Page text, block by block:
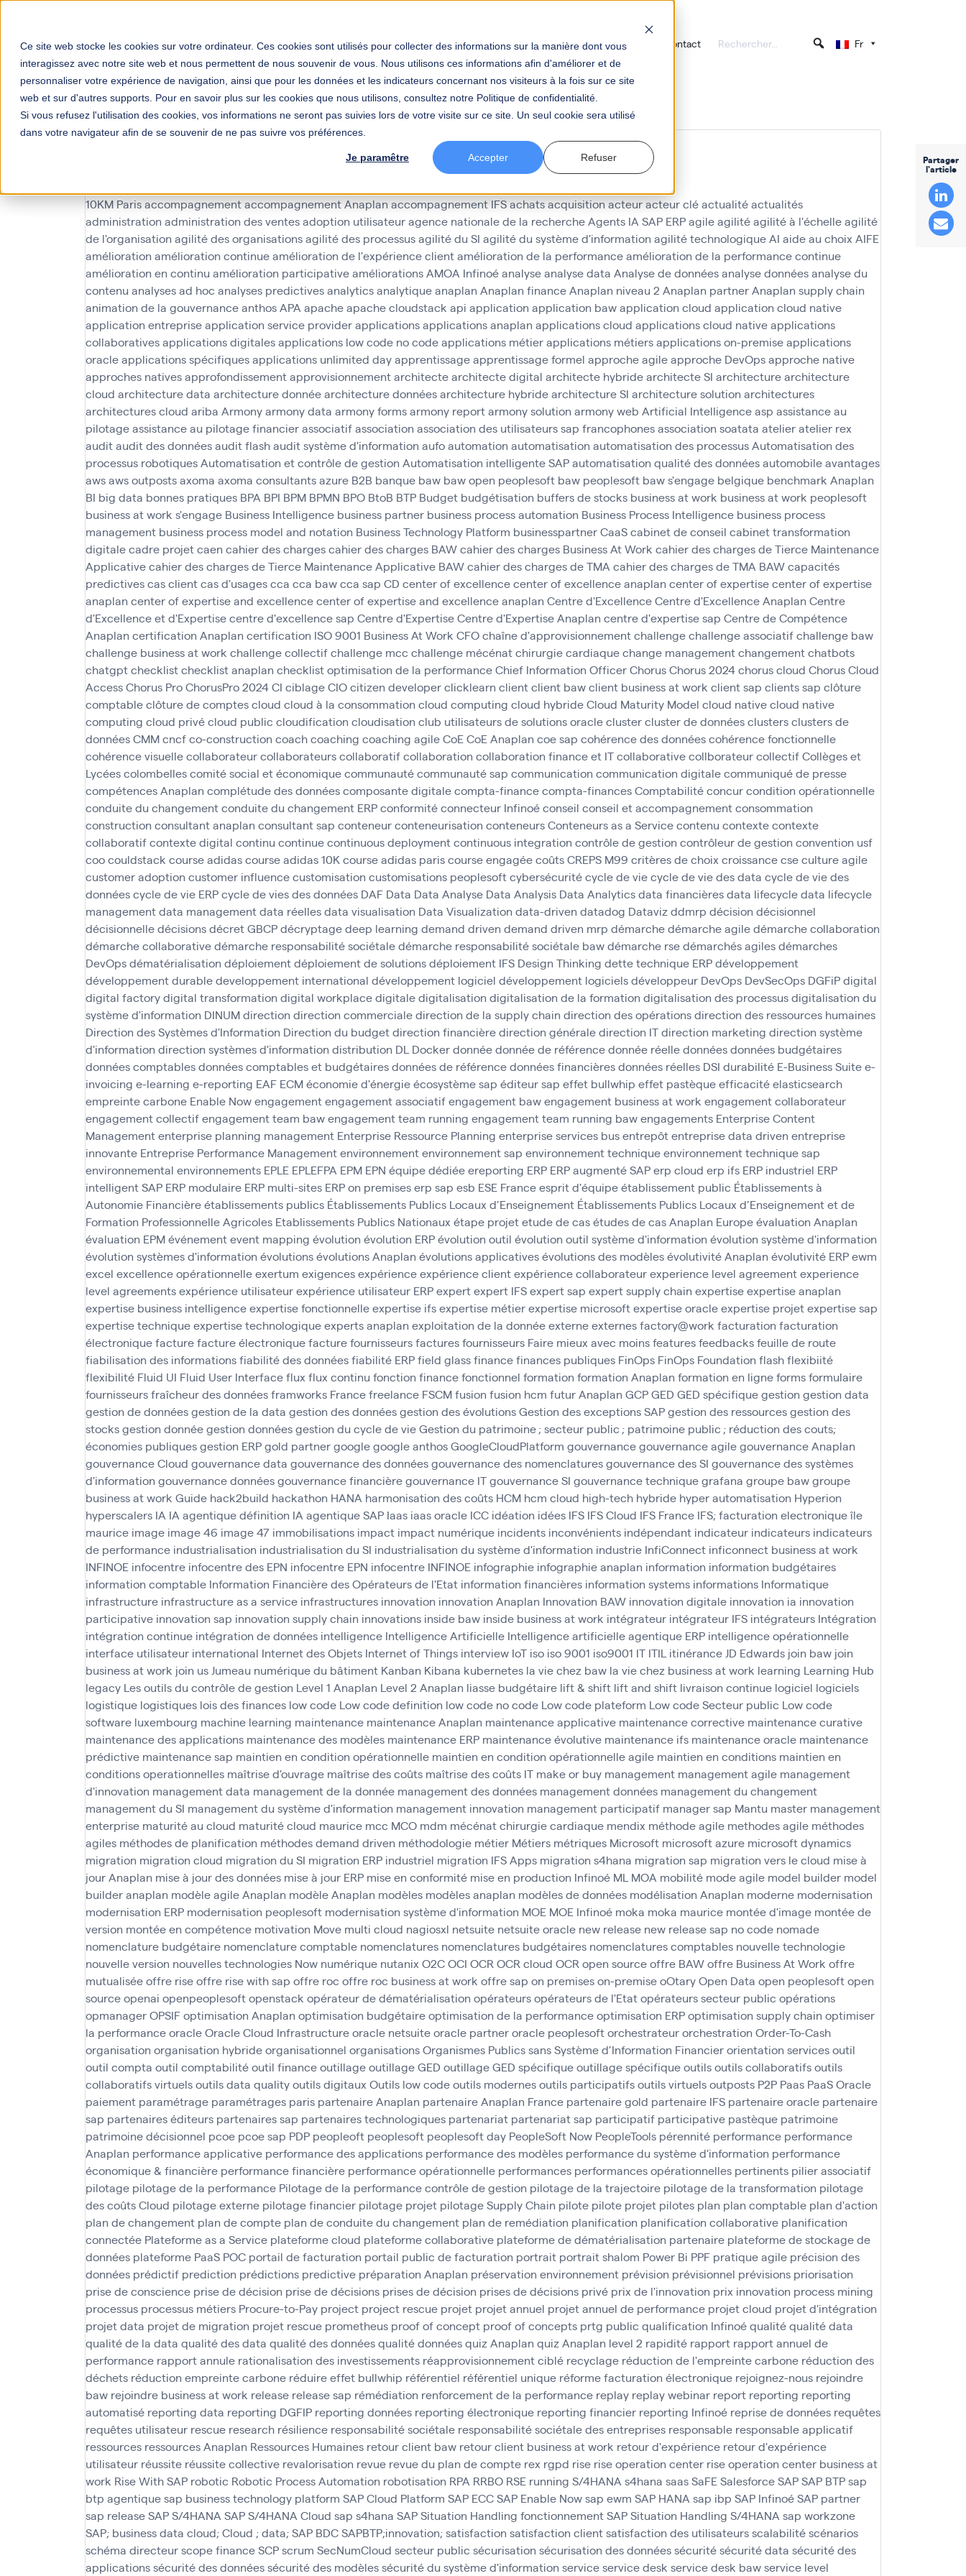
Ce site web stocke les cookies sur votre ordinateur. Ces cookies sont utilisés pour collecter des informations sur la manière dont vous
interagissez avec notre site web et nous permettent de nous souvenir de vous. Nous utilisons ces informations afin d'améliorer et de
personnaliser votre expérience de navigation, ainsi que pour les données et les indicateurs concernant nos visiteurs à la fois sur ce site
web et sur d'autres supports. Pour en savoir plus sur les cookies que nous utilisons, consultez notre Politique de confidentialité.
Si vous refusez l'utilisation des cookies, vos informations ne seront pas suivies lors de votre visite sur ce site. Un seul cookie sera utilisé
dans votre navigateur afin de se souvenir de ne pas suivre vos préférences.
Je paramêtre Accepter Refuser
Solutions Votre métier Votre secteur BAW Votre carrière Actualités Contact Fr
participatif
10KM Parisaccompagnementaccompagnement Anaplan accompagnement IFSachatsacquisition acteuracteur cléactualitéactualités
administration administration des ventesadoption utilisateuragence nationale de la rechercheAgents IA SAP ERPagileagilitéagilité à l'échelleagilité
de l'organisation agilité des organisationsagilité des processusagilité du SI agilité du système d'information agilité technologiqueAI aide au choix AIFE
amélioration amélioration continueamélioration de l'expérience clientamélioration de la performanceamélioration de la performance continue
amélioration en continu amélioration participativeaméliorationsAMOA Infinoéanalyseanalyse data Analyse de donnéesanalyse donnéesanalyse du
contenu analyses ad hoc analyses predictivesanalyticsanalytiqueanaplan Anaplan financeAnaplan niveau 2 Anaplan partnerAnaplan supply chain
animation de la gouvernanceanthosAPA apacheapache cloudstack api application application bawapplication cloud application cloud native
application entrepriseapplication service providerapplicationsapplications anaplan applications cloud applications cloud nativeapplications
collaborativesapplications digitalesapplications low code no codeapplications métierapplications métiersapplications on-premiseapplications
oracleapplications spécifiquesapplications unlimited dayapprentissageapprentissage formel approche agileapproche DevOpsapproche native
approches nativesapprofondissementapprovisionnementarchitectearchitecte digital architecte hybridearchitecte SI architecturearchitecture
cloud architecture data architecture donnéearchitecture donnéesarchitecture hybridearchitecture SI architecture solution architectures
architectures cloud ariba Armonyarmony data armony formsarmony reportarmony solution armony web Artificial Intelligenceasp assistance au
pilotageassistance au pilotage financierassociatifassociation association des utilisateurs sap francophonesassociation soatata atelieratelier rex
auditaudit des donnéesaudit flashaudit système d'information aufoautomation automatisation automatisation des processusAutomatisation des
processus robotiquesAutomatisation et contrôle de gestion Automatisation intelligente SAPautomatisation qualité des donnéesautomobileavantages
awsaws outpostsaxoma axoma consultantsazure B2B banque baw baw open peoplesoft baw peoplesoft baw s'engage belgique benchmark Anaplan
BI big data bonnes pratiques BPA BPI BPM BPMN BPO BtoB BTP Budget budgétisation buffers de stocks business at work business at work peoplesoft
business at work s'engage Business Intelligence business partner business process automation Business Process Intelligence business process
management business process model and notation Business Technology Platform businesspartnerCaaScabinet de conseil cabinet transformation
digitalecadre projetcaen cahier des chargescahier des charges BAWcahier des charges Business At Work cahier des charges de Tierce Maintenance
Applicativecahier des charges de Tierce Maintenance Applicative BAWcahier des charges de TMA cahier des charges de TMA BAWcapacités
predictivescas clientcas d'usagescca cca bawcca sap CD center of excellencecenter of excellence anaplan center of expertisecenter of expertise
anaplan center of expertise and excellencecenter of expertise and excellence anaplan Centre d'ExcellenceCentre d'Excellence Anaplan Centre
d'Excellence et d'Expertisecentre d'excellence sap Centre d'ExpertiseCentre d'Expertise Anaplan centre d'expertise sap Centre de Compétence
Anaplan certification Anaplan certification ISO 9001 Business At Work CFOchaîne d'approvisionnementchallengechallenge associatifchallenge baw
challenge business at work challenge collectifchallenge mcc challenge mécénat chirurgie cardiaquechange managementchangementchatbots
chatgptchecklistchecklist anaplan checklist optimisation de la performanceChief Information OfficerChorusChorus 2024chorus cloud Chorus Cloud
AccessChorus ProChorusPro 2024CI ciblageCIOcitizen developerclicklearn clientclient bawclient business at work client sap clients sap clôture
comptableclôture de comptescloud cloud à la consommation cloud computing cloud hybrideCloud Maturity Model cloud nativecloud native
computing cloud privécloud public cloudification cloudisation club utilisateurs de solutions oracleclustercluster de donnéesclustersclusters de
donnéesCMMcncfco-construction coachcoaching coaching agileCoECoE Anaplan coe sap cohérence des donnéescohérence fonctionnelle
cohérence visuellecollaborateurcollaborateurscollaboratifcollaboration collaboration finance et ITcollaborativecollborateurcollectifCollèges et
Lycéescolombellescomité social et économiquecommunautécommunauté sap communication communication digitalecommuniqué de presse
compétences Anaplan complétude des donnéescomposante digitalecompta-financecompta-financesComptabilitéconcurcondition opérationnelle
conduite du changementconduite du changement ERPconformitéconnecteur Infinoéconseil conseil et accompagnementconsommation
construction consultant anaplan consultant sap conteneurconteneurisation conteneursConteneurs as a Servicecontenu contextecontexte
collaboratifcontexte digital continu continuecontinuous deploymentcontinuous integration contrôle de gestion contrôleur de gestion convention usf
coocouldstack course adidascourse adidas 10K course adidas pariscourse engagéecoûtsCREPS M99 critères de choix croissancecseculture agile
customer adoption customer influencecustomisation customisations peoplesoftcybersécuritécycle de viecycle de vie des data cycle de vie des
donnéescycle de vie ERPcycle de vies des données DAF Data Data Analyse Data Analysis Data Analyticsdata financièresdata lifecycledata lifecycle
managementdata managementdata réellesdata visualisation Data Visualization data-driven datadog Datavizddmrp décision décisionnel
décisionnelledécisionsdécret GBCPdécryptagedeep learning demand driven demand driven mrp démarchedémarche agiledémarche collaboration
démarche collaborativedémarche responsabilité sociétaledémarche responsabilité sociétale bawdémarche rsedémarchés agilesdémarches
DevOpsdématérialisation déploiementdéploiement de solutionsdéploiement IFS Design Thinking dette technique ERPdéveloppement
développement durabledeveloppement international développement logiciel développement logicielsdéveloppeur DevOps DevSecOps DGFiPdigital
digital factorydigital transformation digital workplacedigitaledigitalisation digitalisation de la formation digitalisation des processusdigitalisation du
système d'information DINUMdirection direction commercialedirection de la supply chain direction des opérationsdirection des ressources humaines
Direction des Systèmes d'Information Direction du budgetdirection financièredirection généraledirection ITdirection marketing direction système
d'information direction systèmes d'information distribution DL Dockerdonnéedonnée de référencedonnée réelledonnéesdonnées budgétaires
données comptablesdonnées comptables et budgétairesdonnées de référencedonnées financièresdonnées réelles DSI durabilité E-Business Suitee-
invoicing e-learning e-reporting EAF ECMéconomie d'énergieécosystème sap éditeur sap effet bullwhip effet pastèqueefficacitéelasticsearch
empreinte carbone Enable Nowengagementengagement associatifengagement bawengagement business at work engagement collaborateur
engagement collectifengagement team bawengagement team running engagement team running bawengagements Enterprise Content
Managemententerprise planning management Enterprise Ressource Planning enterprise services busentrepôtentreprise data driven entreprise
innovante Entreprise Performance Managementenvironnementenvironnement sap environnement techniqueenvironnement technique sap
environnemental environnements EPLE EPLEFPA EPM EPN équipe dédiéeereporting ERP ERP augmenté SAPerp cloud erp ifs ERP industriel ERP
intelligent SAP ERP modulaire ERP multi-sites ERP on premiseserp sap esb ESE Franceesprit d'équipeétablissement public Établissements à
Autonomie Financièreétablissements publics Établissements Publics Locaux d’Enseignement Établissements Publics Locaux d’Enseignement et de
Formation Professionnelle Agricoles Etablissements Publics Nationaux étape projetetude de casétudes de cas Anaplan Europeévaluation Anaplan
évaluation EPMévénementevent mapping évolution évolution ERPévolution outil évolution outil système d'information évolution système d'information
évolution systèmes d'information évolutionsévolutions Anaplan évolutions applicativesévolutions des modèlesévolutivité Anaplan évolutivité ERPewm
excel excellence opérationnelleexertum exigencesexpérienceexpérience clientexpérience collaborateurexperience level agreementexperience
level agreementsexpérience utilisateurexpérience utilisateur ERPexpertexpert IFSexpert sap expert supply chain expertiseexpertise anaplan
expertise business intelligenceexpertise fonctionnelleexpertise ifsexpertise métierexpertise microsoftexpertise oracleexpertise projetexpertise sap
expertise techniqueexpertise technologiqueexperts anaplan exploitation de la donnéeexterneexternesfactory@work facturation facturation
électroniquefacturefacture électroniquefacture fournisseursfactures fournisseurs Faire mieux avec moinsfeaturesfeedbacksfeuille de route
fiabilisation des informationsfiabilité des donnéesfiabilité ERPfield glassfinancefinances publiques FinOps FinOps Foundation flashflexibiité
flexibilité Fluid UI Fluid User Interfaceflux flux continu fonction financefonctionnel formation formation Anaplan formation en ligneformsformulaire
fournisseursfraîcheur des donnéesframworks Francefreelance FSCMfusion fusion hcm futur Anaplan GCPGED GED spécifiquegestion gestion data
gestion de donnéesgestion de la data gestion des donnéesgestion des évolutionsGestion des exceptions SAPgestion des ressourcesgestion des
stocksgestion donnéegestion donnéesgestion du cycle de vieGestion du patrimoine ; secteur public ; patrimoine public ; réduction des couts;
économies publiquesgestion ERPgold partnergooglegoogle anthosGoogleCloudPlatform gouvernancegouvernance agilegouvernance Anaplan
gouvernance Cloud gouvernance data gouvernance des donnéesgouvernance des nomenclaturesgouvernance des SI gouvernance des systèmes
d'information gouvernance donnéesgouvernance financièregouvernance ITgouvernance SI gouvernance techniquegrafana groupe bawgroupe
business at work Guide hack2build hackathon HANA harmonisation des coûts HCM hcm cloud high-tech hybride hyper automatisation Hyperion
hyperscalers IA IA agentique définition IA agentique SAP Iaas iaas oracle ICC idéation idées IFS IFS Cloud IFS France IFS; facturation electroniqueîle
maurice image image 46 image 47 immobilisations impact impact numérique incidents inconvénients indépendant indicateur indicateurs indicateurs
de performance industrialisation industrialisation du SI industrialisation du système d'information industrie InfiConnect inficonnect business at work
INFINOE infocentre infocentre des EPN infocentre EPN infocentre INFINOE infographie infographie anaplan information information budgétaires
information comptable Information Financière des Opérateurs de l'Etat information financières information systems informations Informatique
infrastructure infrastructure as a service infrastructures innovation innovation Anaplan Innovation BAW innovation digitale innovation ia innovation
participative innovation sap innovation supply chain innovations inside baw inside business at work intégrateur intégrateur IFS intégrateurs Intégration
intégration continue intégration de données intelligence Intelligence Artificielle Intelligence artificielle agentique ERP intelligence opérationnelle
interface utilisateur international Internet des Objets Internet of Things interview IoT iso iso 9001 iso9001 IT ITIL itinérance JD Edwards join baw join
business at work join us Jumeau numérique du bâtiment Kanban Kibana kubernetes la vie chez baw la vie chez business at work learning Learning Hub
legacy Les outils du contrôle de gestion Level 1 Anaplan Level 2 Anaplan liasse budgétaire lift & shift lift and shift livraison continue logiciel logiciels
logistique logistiques lois des finances low code Low code definition low code no code Low code plateform Low code Secteur public Low code
software luxembourg machine learning maintenance maintenance Anaplan maintenance applicative maintenance corrective maintenance curative
maintenance des applications maintenance des modèles maintenance ERP maintenance évolutive maintenance ifs maintenance oracle maintenance
prédictive maintenance sap maintien en condition opérationnelle maintien en condition opérationnelle agile maintien en conditions maintien en
conditions operationnelles maîtrise d'ouvrage maîtrise des coûts maîtrise des coûts IT make or buy management management agile management
d'innovation management data management de la donnée management des données management données management du changement
management du SI management du système d'information management innovation management participatif manager sap Mantu master management
enterprise maturité au cloud maturité cloud maurice mcc MCO mdm mécénat chirurgie cardiaque mendix méthode agile methodes agile méthodes
agiles méthodes de planification méthodes demand driven méthodologie métier Métiers métriques Microsoft microsoft azure microsoft dynamics
migration migration cloud migration du SI migration ERP industriel migration IFS Apps migration s4hana migration sap migration vers le cloud mise à
jour Anaplan mise à jour des données mise à jour ERP mise en conformité mise en production Infinoé ML MOA mobilité mode agile model builder model
builder anaplan modèle agile Anaplan modèle Anaplan modèles modèles anaplan modèles de données modélisation Anaplan moderne modernisation
modernisation ERP modernisation peoplesoft modernisation système d'information MOE MOE Infinoé moka moka maurice montée d'image montée de
version montée en compétence motivation Move multi cloud nagiosxl netsuite netsuite oracle new release new release sap no code nomade
nomenclature budgétaire nomenclature comptable nomenclatures nomenclatures budgétaires nomenclatures comptables nouvelle technologie
nouvelle version nouvelles technologies Now numérique nutanix O2COCI OCR OCR cloud OCR open sourceoffre BAWoffre Business At Work offre
mutualiséeoffre riseoffre rise with sap offre roc offre roc business at work offre sap on premiseson-premiseoOtaryOpen Data open peoplesoftopen
sourceopenai openpeoplesoftopenstack opérateur de dématérialisation opérateursopérateurs de l'Etatopérateurs secteur public opérations
opmanagerOPSIFoptimisation Anaplan optimisation budgétaireoptimisation de la performanceoptimisation ERPoptimisation supply chain optimiser
la performanceoracleOracle Cloud Infrastructureoracle netsuiteoracle partneroracle peoplesoftorchestrateurorchestration Order-To-Cash
organisation organisation hybrideorganisationnel organisationsOrganismes Publics sans Système d’Information Financierorientation servicesoutil
outil compta outil comptabilitéoutil financeoutillageoutillage GED outillage GED spécifiqueoutillage spécifiqueoutilsoutils collaboratifsoutils
collaboratifs virtuelsoutils data qualityoutils digitaux Outils low codeoutils modernesoutils participatifsoutils virtuelsoutposts P2P Paas PaaS Oracle
paiement paramétrage paramétrages paris partenaire Anaplan partenaire Anaplan France partenaire gold partenaire IFS partenaire oracle partenaire
sap partenaires éditeurs partenaires sap partenaires technologiques partenariat partenariat sap participatif participative pastèque patrimoine
patrimoine décisionnel pcoe pcoe sap PDP peopleoft peoplesoft peoplesoft day PeopleSoft Now PeopleTools pérennité performance performance
Anaplan performance applicative performance des applications performance des modèles performance du système d'information performance
économique & financière performance financière performance opérationnelle performances performances opérationnelles pertinents pilier associatif
pilotage pilotage de la performance Pilotage de la performance contrôle de gestion pilotage de la trajectoire pilotage de la transformation pilotage
des coûts Cloud pilotage externe pilotage financier pilotage projet pilotage Supply Chain pilote pilote projet pilotes plan plan comptable plan d'action
plan de changement plan de compte plan de conduite du changement plan de remédiation planification planification collaborative planification
connectée Plateforme as a Service plateforme cloud plateforme collaborative plateforme de dématérialisation partenaire plateforme de stockage de
données plateforme PaaS POC portail de facturation portail public de facturation portrait portrait shalom Power Bi PPF pratique agile précision des
données prédictif prediction prédictions predictive préparation Anaplan préservation environnement prévision prévisionnel prévisions priorisation
prise de conscience prise de décision prise de décisions prises de décision prises de décisions privé prix de l'innovation prix innovation process mining
processus processus métiers Procure-to-Pay project project rescue projet projet annuel projet annuel de performance projet cloud projet d'intégration
projet data projet de migration projet rescue prometheus proof of concept proof of concepts prtg public qualification Infinoéqualitéqualité data
qualité de la data qualité des data qualité des donnéesqualité donnéesquiz Anaplan quiz Anaplan level 2 rapidité rapport rapport annuel de
performance rapport annule rationalisation des investissements réapprovisionnement ciblé recyclage réduction de l'empreinte carbone réduction des
déchets réduction empreinte carbone réduire effet bullwhip référentiel référentiel unique réforme facturation électronique rejoignez-nous rejoindre
baw rejoindre business at work release release sap rémédiation renforcement de la performance replay replay webinar report reporting reporting
automatisé reporting data reporting DGFIP reporting données reporting électronique reporting financier reporting Infinoé reprise de données requêtes
requêtes utilisateur rescue research résilience responsabilité sociétale responsabilité sociétale des entreprises responsable responsable applicatif
ressources ressources Anaplan Ressources Humaines retour client baw retour client business at work retour d'expérience retour d'expérience
utilisateur réussite réussite collective revalorisation revue revue du plan de compte rex rgpd rise rise operation center rise operation center business at
work Rise With SAP robotic Robotic Process Automation robotisation RPA RRBO RSE running S/4HANA s4hana saasSaFESalesforceSAPSAP BTPsap
btp agentiquesap business technology platform SAP Cloud Platform SAP ECCSAP Enable Nowsap ewm SAP HANA sap ibp SAP InfinoéSAP partner
sap releaseSAP S/4HANA SAP S/4HANA Cloud sap s4hana SAP Situation Handling fonctionnementSAP Situation Handling S/4HANA sap workzone
SAP; business data cloud; Cloud ; data; SAP BDCSAPBTP;innovation;satisfaction satisfaction clientsatisfaction des utilisateursscalabilitéscénarios
schéma directeurscope financeSCPscrum SecNumCloud secteur public sécurisation sécurisation des donnéessécuritésécurité data sécurité des
applicationssécurité des donnéessécurité des modèlessécurité du système d'information serviceservice desk service desk bawservice level
Partager
l'article